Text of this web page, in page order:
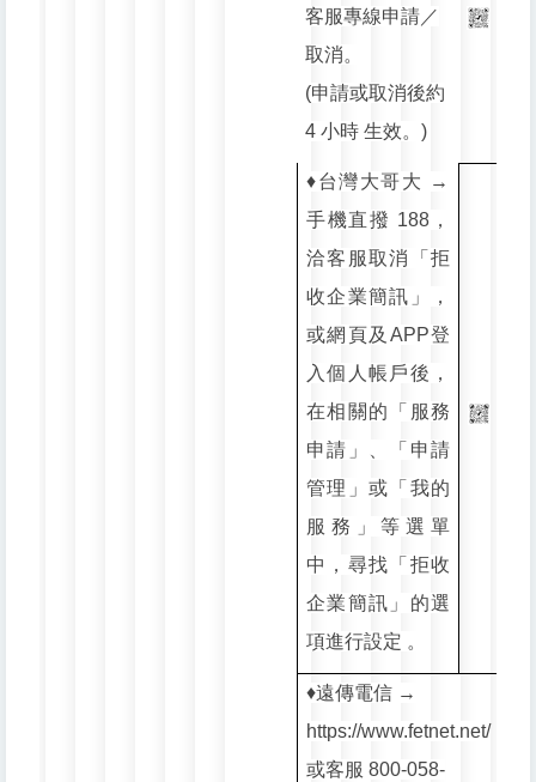
客服專線申請／
取消。
(申請或取消後約
4 小時 生效。)
♦️台灣大哥大 →
手機直撥 188，
洽客服取消「拒
收企業簡訊」，
或網頁及APP登
入個人帳戶後，
在相關的「服務
申請」、「申請
管理」或「我的
服務」等選單
中，尋找「拒收
企業簡訊」的選
項進行設定 。
♦️遠傳電信 →
https://www.fetnet.net/
或客服 800-058-